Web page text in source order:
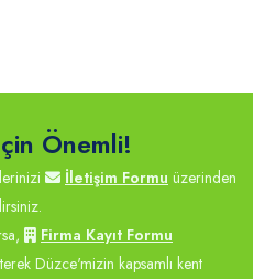
Önemli!
İletişim Formu üzerinden
Firma Kayıt Formu
Düzce'mizin kapsamlı kent